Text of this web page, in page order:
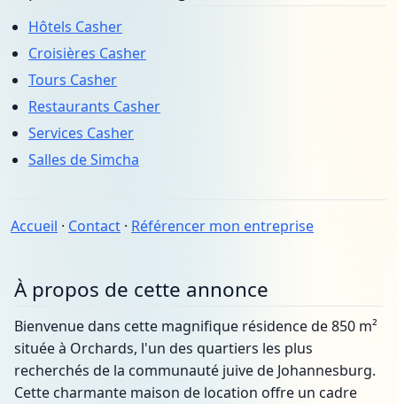
Hôtels Casher
Croisières Casher
Tours Casher
Restaurants Casher
Services Casher
Salles de Simcha
Accueil · Contact · Référencer mon entreprise
À propos de cette annonce
Bienvenue dans cette magnifique résidence de 850 m²
située à Orchards, l'un des quartiers les plus
recherchés de la communauté juive de Johannesburg.
Cette charmante maison de location offre un cadre